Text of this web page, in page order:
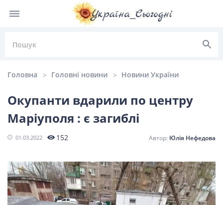
НОВИНИ УКРАЇНИ
Одеса
Головна Головні новини Новини України
Окупанти вдарили по центру
Маріуполя : є загиблі
01.03.2022 152 Юлія Нефедова